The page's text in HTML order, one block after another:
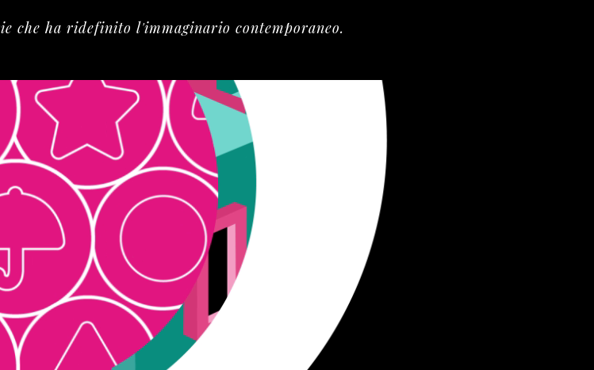
che ha ridefinito l'immaginario contemporaneo.